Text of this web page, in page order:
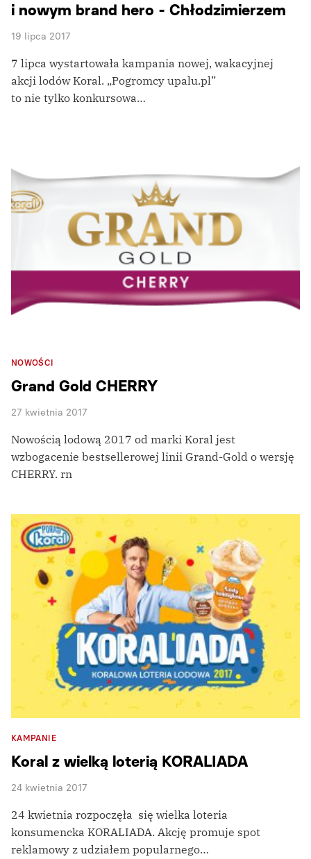
i nowym brand hero - Chłodzimierzem
19 lipca 2017
7 lipca wystartowała kampania nowej, wakacyjnej
akcji lodów Koral. „Pogromcy upalu.pl”
to nie tylko konkursowa…
NOWOŚCI
Grand Gold CHERRY
27 kwietnia 2017
Nowością lodową 2017 od marki Koral jest
wzbogacenie bestsellerowej linii Grand-Gold o wersję
CHERRY. rn
KAMPANIE
Koral z wielką loterią KORALIADA
24 kwietnia 2017
24 kwietnia rozpoczęła się wielka loteria
konsumencka KORALIADA. Akcję promuje spot
reklamowy z udziałem popularnego…